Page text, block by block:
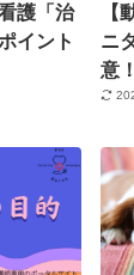
護「治
イント
【
ニ
意